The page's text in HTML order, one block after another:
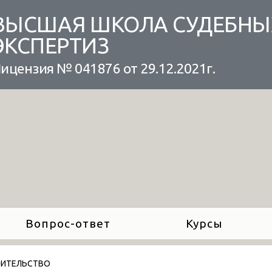
ШКОЛА
№ 041876 от 29.12.2021г.
Вопрос-ответ Курсы